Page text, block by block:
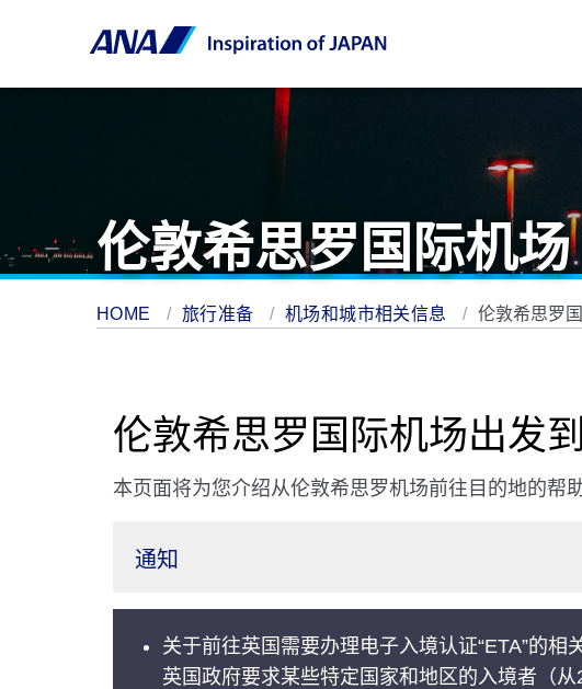
伦敦希思罗国际机场
HOME 旅行准备 机场和城市相关信息 伦敦希思罗
伦敦希思罗国际机场出发
本页面将为您介绍从伦敦希思罗机场前往目的地的帮助
通知
关于前往英国需要办理电子入境认证“ETA”的相
英国政府要求某些特定国家和地区的入境者（